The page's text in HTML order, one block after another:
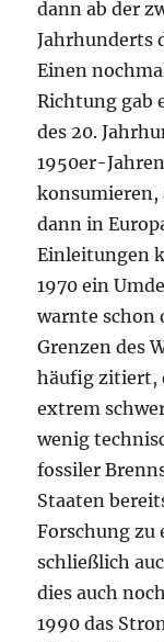
dann ab der
Jahrhunderts
Einen
Richtung gab
des 20.
1950er-
konsumieren,
dann in
Einleitungen
1970 ein
warnte schon
Grenzen des
häufig zitiert,
extrem
wenig
fossiler
Staaten
Forschung zu
schließlich
dies auch
1990 das